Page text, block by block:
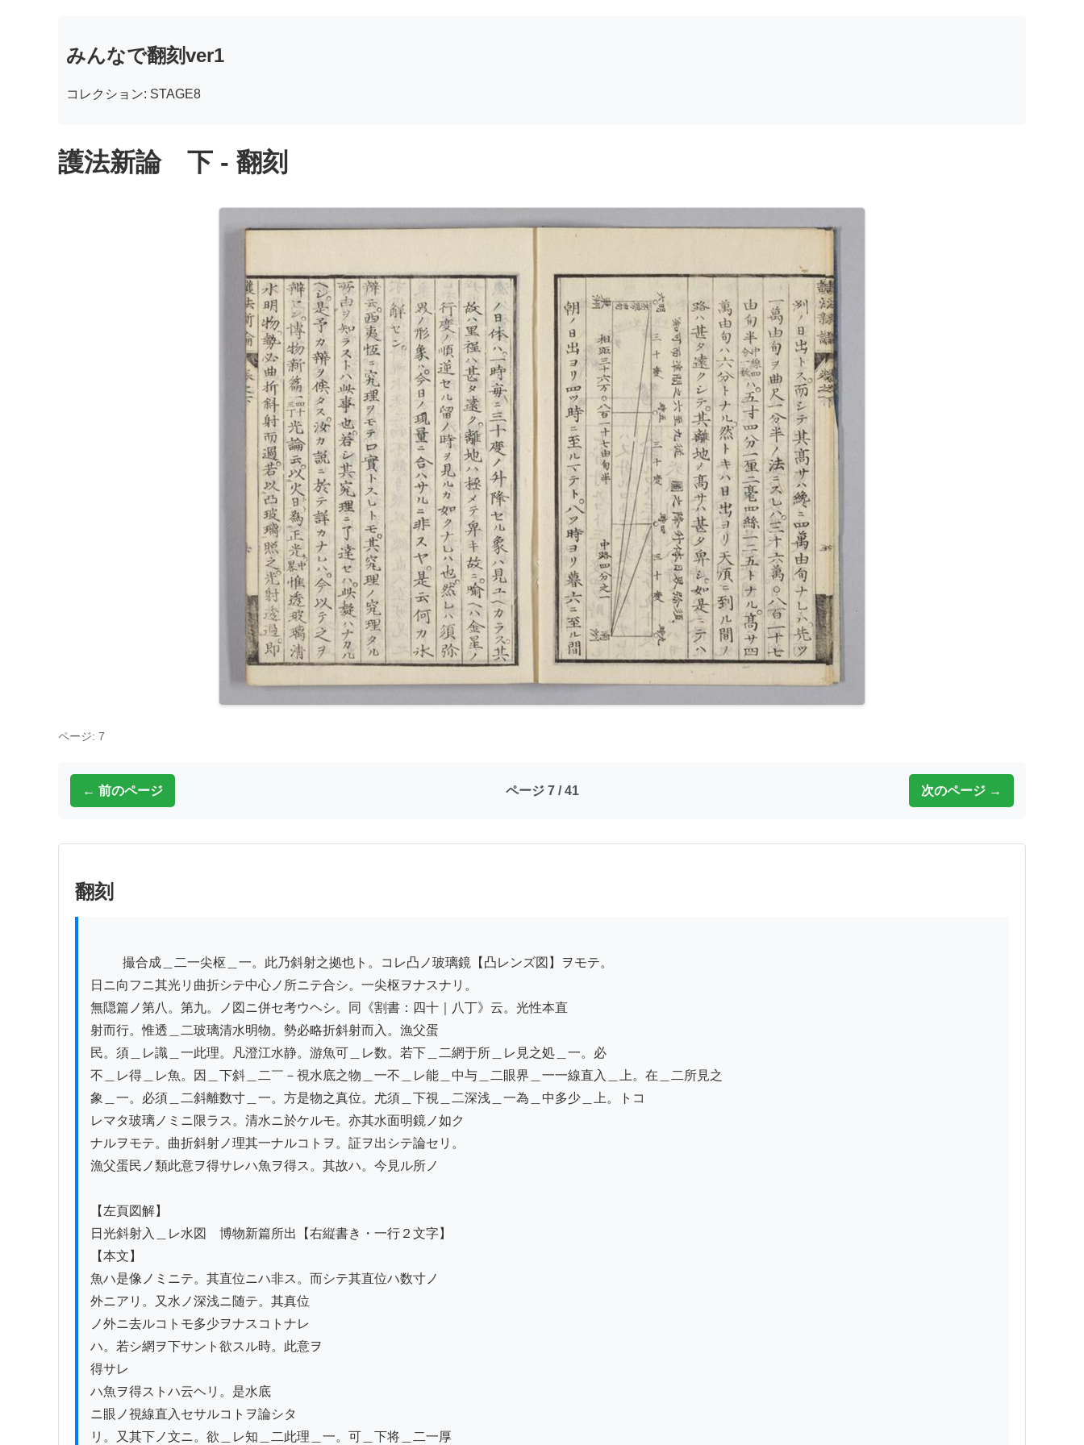
みんなで翻刻ver1
コレクション: STAGE8
護法新論 下 - 翻刻
ページ: 7
← 前のページ ページ 7 / 41 次のページ →
翻刻
日ニ向フニ其光リ曲折シテ中心ノ所ニテ合シ。一尖枢ヲナスナリ。
無隠篇ノ第八。第九。ノ図ニ併セ考ウヘシ。同《割書：四十｜八丁》云。光性本直
射而行。惟透＿二玻璃清水明物。勢必略折斜射而入。漁父蛋
民。須＿レ識＿一此理。凡澄江水静。游魚可＿レ数。若下＿二網于所＿レ見之処＿一。必
不＿レ得＿レ魚。因＿下斜＿二￣－視水底之物＿一不＿レ能＿中与＿二眼界＿一一線直入＿上。在＿二所見之
象＿一。必須＿二斜離数寸＿一。方是物之真位。尤須＿下視＿二深浅＿一為＿中多少＿上。トコ
レマタ玻璃ノミニ限ラス。清水ニ於ケルモ。亦其水面明鏡ノ如ク
ナルヲモテ。曲折斜射ノ理其一ナルコトヲ。証ヲ出シテ論セリ。
漁父蛋民ノ類此意ヲ得サレハ魚ヲ得ス。其故ハ。今見ル所ノ
【左頁図解】
日光斜射入＿レ水図　博物新篇所出【右縦書き・一行２文字】
【本文】
魚ハ是像ノミニテ。其直位ニハ非ス。而シテ其直位ハ数寸ノ
外ニアリ。又水ノ深浅ニ随テ。其真位
ノ外ニ去ルコトモ多少ヲナスコトナレ
ハ。若シ網ヲ下サント欲スル時。此意ヲ
得サレ
ハ魚ヲ得ストハ云ヘリ。是水底
ニ眼ノ視線直入セサルコトヲ論シタ
リ。又其下ノ文ニ。欲＿レ知＿二此理＿一。可＿下将＿二一厚